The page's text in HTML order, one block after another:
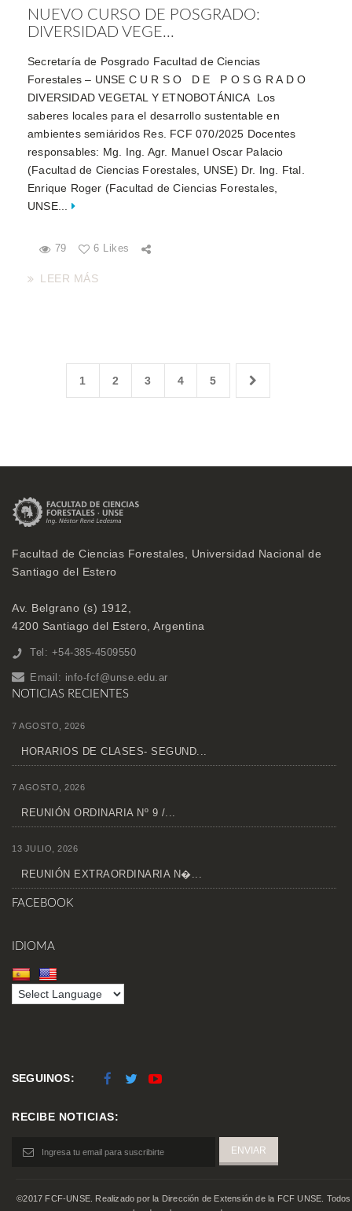
NUEVO CURSO DE POSGRADO:
DIVERSIDAD VEGE...
Secretaría de Posgrado Facultad de Ciencias
Forestales – UNSE C U R S O D E P O S G R A D O
DIVERSIDAD VEGETAL Y ETNOBOTÁNICA Los
saberes locales para el desarrollo sustentable en
ambientes semiáridos Res. FCF 070/2025 Docentes
responsables: Mg. Ing. Agr. Manuel Oscar Palacio
(Facultad de Ciencias Forestales, UNSE) Dr. Ing. Ftal.
Enrique Roger (Facultad de Ciencias Forestales,
UNSE...
79 6 Likes
LEER MÁS
1 2 3 4 5
Facultad de Ciencias Forestales, Universidad Nacional de
Santiago del Estero
Av. Belgrano (s) 1912,
4200 Santiago del Estero, Argentina
Tel: +54-385-4509550
Email: info-fcf@unse.edu.ar
NOTICIAS RECIENTES
7 AGOSTO, 2026
HORARIOS DE CLASES- SEGUND...
7 AGOSTO, 2026
REUNIÓN ORDINARIA Nº 9 /...
13 JULIO, 2026
REUNIÓN EXTRAORDINARIA N�...
FACEBOOK
IDIOMA
SEGUINOS:
RECIBE NOTICIAS:
©2017 FCF-UNSE. Realizado por la Dirección de Extensión de la FCF UNSE. Todos